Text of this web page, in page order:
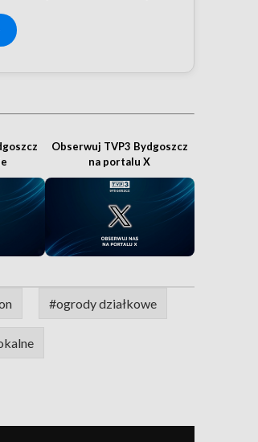
Obserwuj TVP3 Bydgoszcz
na portalu X
#ogrody działkowe